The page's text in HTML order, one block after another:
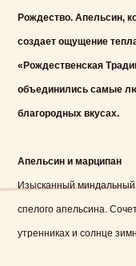
Рождество. Апельсин,
создает ощущение
«Рождественская
объединились самые
благородных вкусах.
Апельсин и марципан
Изысканный
спелого апельсина.
утренниках и солнце